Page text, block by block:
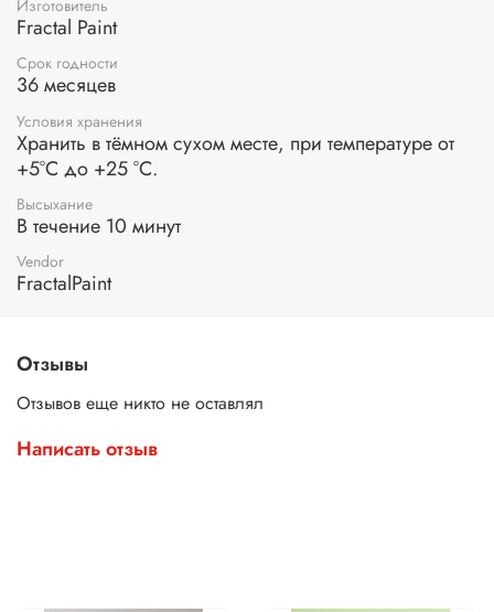
помощью шейкера, либо нанесите порошок на сухую
поверхность, после чего смочите водой.
Изготовитель
Fractal Paint
Срок годности
36 месяцев
Условия хранения
Хранить в тёмном сухом месте, при температуре от
+5°С до +25 °С.
Высыхание
В течение 10 минут
Vendor
FractalPaint
Отзывы
Отзывов еще никто не оставлял
Написать отзыв